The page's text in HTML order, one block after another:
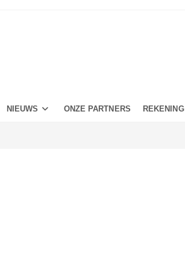
NIEUWS ONZE PARTNERS REKENING